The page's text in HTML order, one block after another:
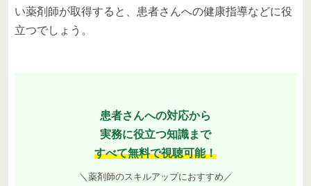
い薬剤師が取得すると、患者さんへの健康指導などに役
立つでしょう。
患者さんへの対応から
実務に役立つ知識まで
すべて無料で視聴可能！
＼薬剤師のスキルアップにおすすめ／